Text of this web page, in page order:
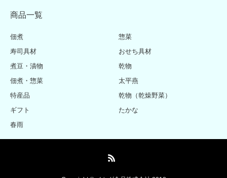
商品一覧
佃煮
惣菜
寿司具材
おせち具材
煮豆・漬物
乾物
佃煮・惣菜
太平燕
特産品
乾物（乾燥野菜）
ギフト
たかな
春雨